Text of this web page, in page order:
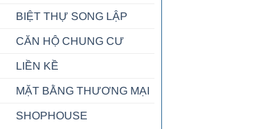
BIỆT THỰ SONG LẬP
CĂN HỘ CHUNG CƯ
LIỀN KỀ
MẶT BẰNG THƯƠNG MẠI
SHOPHOUSE